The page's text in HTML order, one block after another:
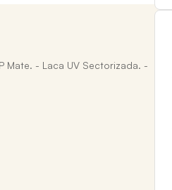
Mate. - Laca UV Sectorizada. -